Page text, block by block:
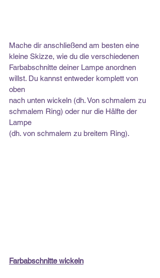
Mache dir anschließend am besten eine
kleine Skizze, wie du die verschiedenen
Farbabschnitte deiner Lampe anordnen
willst. Du kannst entweder komplett von
oben
nach unten wickeln (dh. Von schmalem zu
schmalem Ring) oder nur die Hälfte der
Lampe
(dh. von schmalem zu breitem Ring).
Farbabschnitte wickeln